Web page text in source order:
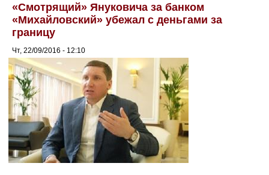
«Смотрящий» Януковича за банком
«Михайловский» убежал с деньгами за
границу
Чт, 22/09/2016 - 12:10